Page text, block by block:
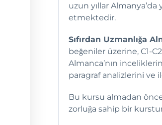
uzun yıllar
etmektedir.
Sıfırdan Uzmanlığa
beğeniler üzerine, C1-
Almanca’nın
paragraf analizlerini ve
Bu kursu almadan
zorluğa sahip bir